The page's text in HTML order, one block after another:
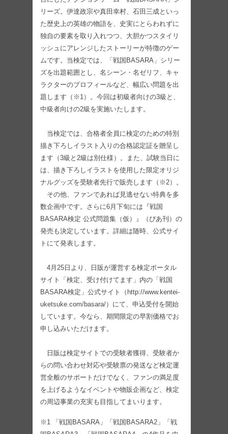
リーズ。伊達政宗や真田幸村、石田三成といっ
た歴史上の英雄の物語を、史実にとらわれずに
独自の要素を取り入れつつ、大胆かつスタイリ
ッシュにアレンジしたストーリーが特徴のゲー
ムです。当検定では、「戦国BASARA」シリー
ズを出題範囲とし、名シーン・名ゼリフ、キャ
ラクターのプロフィールなど、幅広い問題を出
題します（※1）。今回は初級者向けの3級と、
中級者向けの2級を実施いたします。
当検定では、合格者全員に検定のための特別
描き下ろしイラスト入りの合格認定証を贈呈し
ます（3級と2級は別仕様）。また、試験当日に
は、描き下ろしイラストを使用した限定オリジ
ナルグッズを受験者先行で販売します（※2）。
その他、ファンであれば見逃せない特典を多
数企画中です。さらに6月下旬には『戦国
BASARA検定 公式問題集（仮）』（ぴあ刊）の
発売も決定しています。詳細は随時、公式サイ
トにて発表します。
4月25日より、日販が運営する検定ポータル
サイト「検定、受け付けてます」内の「戦国
BASARA検定」公式サイト（http://www.kentei-
uketsuke.com/basara/）にて、申込受付を開始
しています。今なら、期間限定の早割価格でお
申し込みいただけます。
日販は検定サイトでの受験者獲得、受験者か
らの問い合わせ対応や受験票の発送など検定運
営全般のサポートだけでなく、ファンの満足度
を上げるようなイベントや物販企画など、検定
の周辺事業の充実も目指してまいります。
※1 「戦国BASARA」「戦国BASARA2」「戦